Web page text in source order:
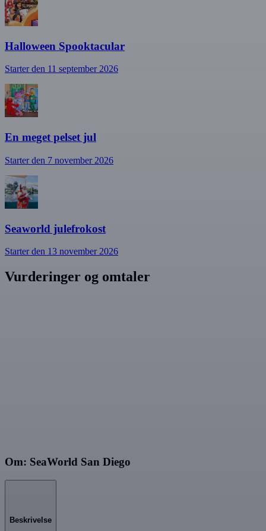
Halloween Spooktacular
Starter den 11 september 2026
En meget pelset jul
Starter den 7 november 2026
Seaworld julefrokost
Starter den 13 november 2026
Vurderinger og omtaler
Om: SeaWorld San Diego
Beskrivelse